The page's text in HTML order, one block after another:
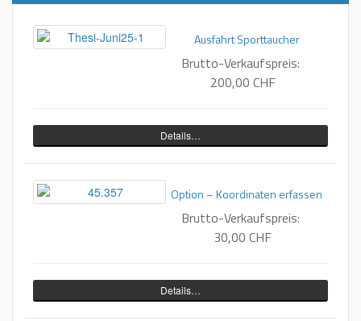
Ausfahrt Sporttaucher
Brutto-Verkaufspreis:
200,00 CHF
Details…
Option – Koordinaten erfassen
Brutto-Verkaufspreis:
30,00 CHF
Details…